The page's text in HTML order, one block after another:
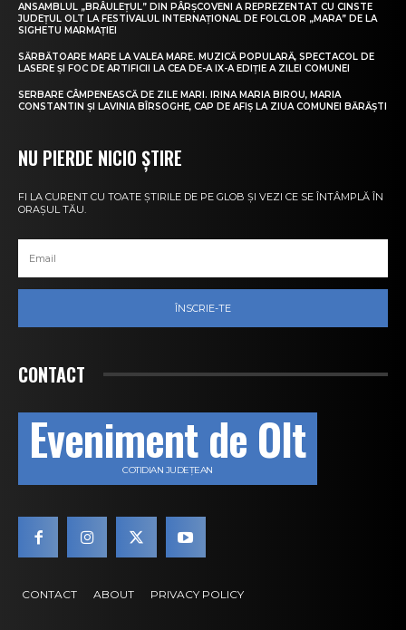
ANSAMBLUL „BRÂULEȚUL” DIN PÂRȘCOVENI A REPREZENTAT CU CINSTE
JUDEȚUL OLT LA FESTIVALUL INTERNAȚIONAL DE FOLCLOR „MARA” DE LA
SIGHETU MARMAȚIEI
SĂRBĂTOARE MARE LA VALEA MARE. MUZICĂ POPULARĂ, SPECTACOL DE
LASERE ȘI FOC DE ARTIFICII LA CEA DE-A IX-A EDIȚIE A ZILEI COMUNEI
SERBARE CÂMPENEASCĂ DE ZILE MARI. IRINA MARIA BIROU, MARIA
CONSTANTIN ȘI LAVINIA BÎRSOGHE, CAP DE AFIȘ LA ZIUA COMUNEI BĂRĂȘTI
NU PIERDE NICIO ȘTIRE
FI LA CURENT CU TOATE ȘTIRILE DE PE GLOB ȘI VEZI CE SE ÎNTÂMPLĂ ÎN
ORAȘUL TĂU.
ÎNSCRIE-TE
CONTACT
Eveniment de Olt
COTIDIAN JUDEȚEAN
CONTACT ABOUT PRIVACY POLICY